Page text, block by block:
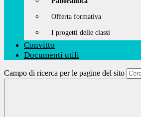
Offerta formativa
I progetti delle classi
Convitto
Documenti utili
Campo di ricerca per le pagine del sito